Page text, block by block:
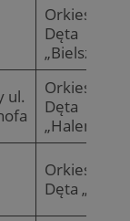
Orkiestra
Dęta
ul.
Orkiestra
Dęta
„Halemba”
Orkiestra
Dęta